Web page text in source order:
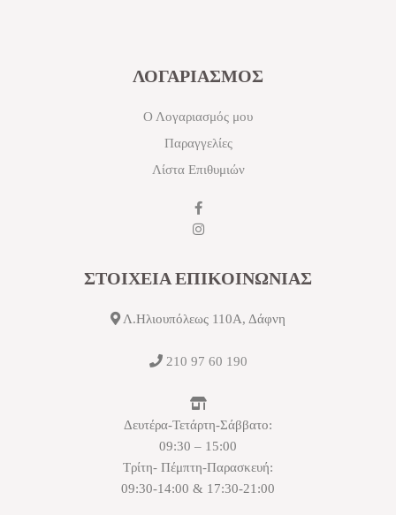
ΛΟΓΑΡΙΑΣΜΟΣ
Ο Λογαριασμός μου
Παραγγελίες
Λίστα Επιθυμιών
ΣΤΟΙΧΕΙΑ ΕΠΙΚΟΙΝΩΝΙΑΣ
Λ.Ηλιουπόλεως 110Α, Δάφνη
210 97 60 190
Δευτέρα-Τετάρτη-Σάββατο:
09:30 – 15:00
Τρίτη- Πέμπτη-Παρασκευή:
09:30-14:00 & 17:30-21:00